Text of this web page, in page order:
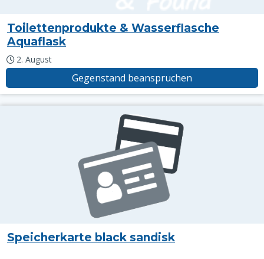
Toilettenprodukte & Wasserflasche
Aquaflask
2. August
Gegenstand beanspruchen
Speicherkarte black sandisk